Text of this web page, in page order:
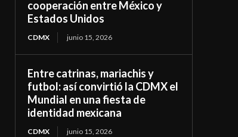
cooperación entre México y
Estados Unidos
CDMX junio 15, 2026
Entre catrinas, mariachis y
futbol: así convirtió la CDMX el
Mundial en una fiesta de
identidad mexicana
CDMX junio 15, 2026